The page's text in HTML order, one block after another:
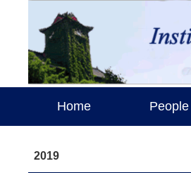
Home People
2019